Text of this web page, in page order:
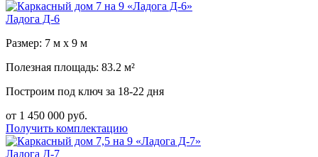
Ладога Д-6
Размер: 7 м х 9 м
Полезная площадь: 83.2 м²
Построим под ключ за 18-22 дня
от 1 450 000 руб.
Получить комплектацию
Ладога Д-7